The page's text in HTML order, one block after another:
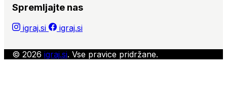
Spremljajte nas
igraj.si igraj.si
© 2026 igraj.si. Vse pravice pridržane.